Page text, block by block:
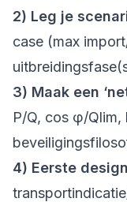
2) Leg je
case (max
3) Maak een
P/Q, cos φ/
4) Eerste